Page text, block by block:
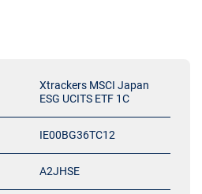
Xtrackers MSCI Japan
ESG UCITS ETF 1C
IE00BG36TC12
A2JHSE